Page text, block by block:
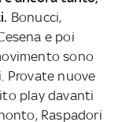
Bonucci,
e poi
sono
Provate nuove
play davanti
Raspadori